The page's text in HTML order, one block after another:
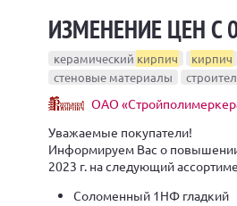
ИЗМЕНЕНИЕ ЦЕН С
керамический кирпич
кирпич
стеновые материалы
ОАО
Уважаемые покупатели!
Информируем Вас о
2023 г. на следующий
Соломенный 1НФ гладкий